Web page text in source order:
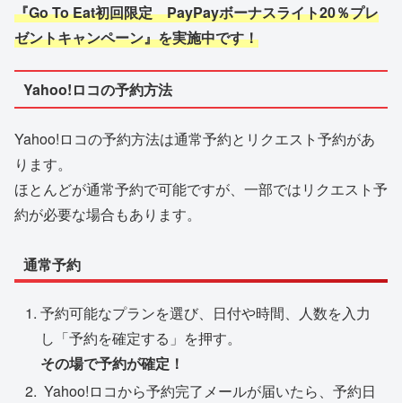
『Go To Eat初回限定 PayPayボーナスライト20％プレ
ゼントキャンペーン』を実施中です！
Yahoo!ロコの予約方法
Yahoo!ロコの予約方法は通常予約とリクエスト予約があ
ります。
ほとんどが通常予約で可能ですが、一部ではリクエスト予
約が必要な場合もあります。
通常予約
予約可能なプランを選び、日付や時間、人数を入力
し「予約を確定する」を押す。
その場で予約が確定！
Yahoo!ロコから予約完了メールが届いたら、予約日